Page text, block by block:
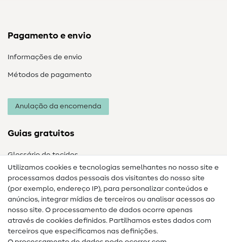
Pagamento e envio
Informações de envio
Métodos de pagamento
Anulação da encomenda
Guias gratuitos
Glossário de tecidos
Guias de costura
Ajuda e contacto
Contacto
Utilizamos cookies e tecnologias semelhantes no nosso site e
processamos dados pessoais dos visitantes do nosso site
(por exemplo, endereço IP), para personalizar conteúdos e
anúncios, integrar mídias de terceiros ou analisar acessos ao
nosso site. O processamento de dados ocorre apenas
através de cookies definidos. Partilhamos estes dados com
terceiros que especificamos nas definições.